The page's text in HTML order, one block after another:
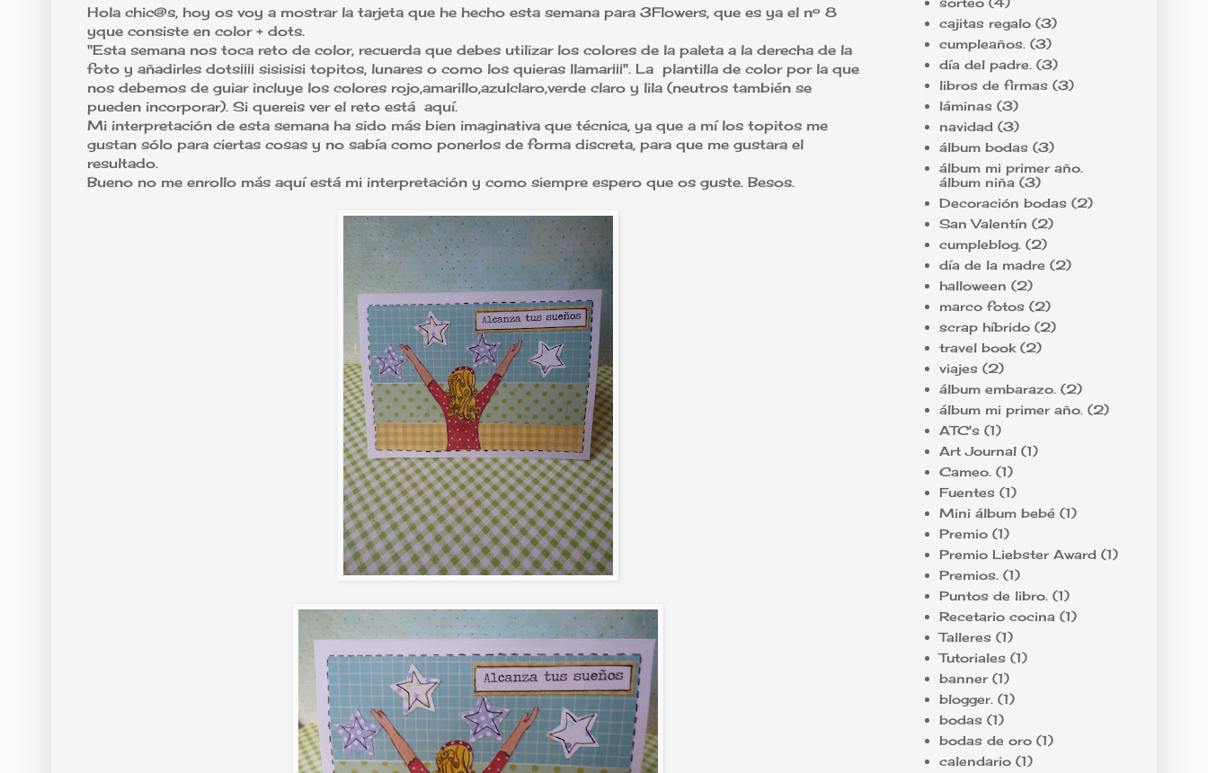
Hola chic@s, hoy os voy a mostrar la tarjeta que he hecho esta semana para 3Flowers, que es ya el nº 8
yque consiste en color + dots.
"Esta semana nos toca reto de color, recuerda que debes utilizar los colores de la paleta a la derecha de la
foto y añadirles dots¡¡¡¡ sisisisi topitos, lunares o como los quieras llamar¡¡¡". La plantilla de color por la que
nos debemos de guiar incluye los colores rojo,amarillo,azulclaro,verde claro y lila (neutros también se
pueden incorporar). Si quereis ver el reto está aquí.
Mi interpretación de esta semana ha sido más bien imaginativa que técnica, ya que a mí los topitos me
gustan sólo para ciertas cosas y no sabía como ponerlos de forma discreta, para que me gustara el
resultado.
Bueno no me enrollo más aquí está mi interpretación y como siempre espero que os guste. Besos.
cajitas regalo (3)
cumpleaños. (3)
día del padre. (3)
libros de firmas (3)
láminas (3)
navidad (3)
álbum bodas (3)
álbum mi primer año.
álbum niña (3)
Decoración bodas (2)
San Valentín (2)
cumpleblog. (2)
día de la madre (2)
halloween (2)
marco fotos (2)
scrap híbrido (2)
travel book (2)
viajes (2)
álbum embarazo. (2)
álbum mi primer año. (2)
ATC's (1)
Art Journal (1)
Cameo. (1)
Fuentes (1)
Mini álbum bebé (1)
Premio (1)
Premio Liebster Award (1)
Premios. (1)
Puntos de libro. (1)
Recetario cocina (1)
Talleres (1)
Tutoriales (1)
banner (1)
blogger. (1)
bodas (1)
bodas de oro (1)
calendario (1)